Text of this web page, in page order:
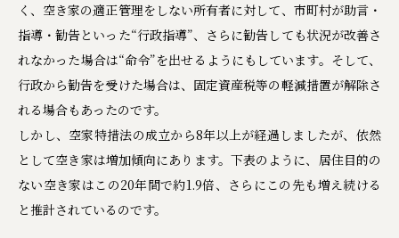
く、空き家の適正管理をしない所有者に対して、市町村が助言・
指導・勧告といった“行政指導”、さらに勧告しても状況が改善さ
れなかった場合は“命令”を出せるようにもしています。そして、
行政から勧告を受けた場合は、固定資産税等の軽減措置が解除さ
れる場合もあったのです。
しかし、空家特措法の成立から8年以上が経過しましたが、依然
として空き家は増加傾向にあります。下表のように、居住目的の
ない空き家はこの20年間で約1.9倍、さらにこの先も増え続ける
と推計されているのです。